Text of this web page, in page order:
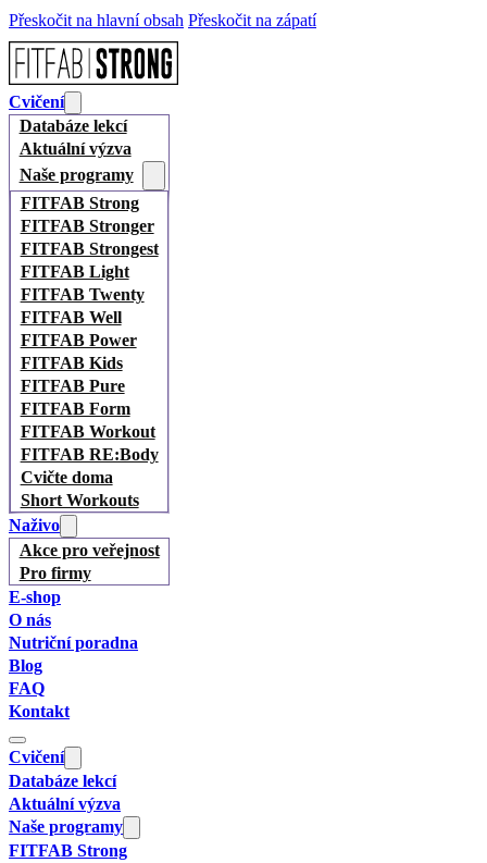
Přeskočit na hlavní obsah Přeskočit na zápatí
Cvičení
Databáze lekcí
Aktuální výzva
Naše programy
FITFAB Strong
FITFAB Stronger
FITFAB Strongest
FITFAB Light
FITFAB Twenty
FITFAB Well
FITFAB Power
FITFAB Kids
FITFAB Pure
FITFAB Form
FITFAB Workout
FITFAB RE:Body
Cvičte doma
Short Workouts
Naživo
Akce pro veřejnost
Pro firmy
E-shop
O nás
Nutriční poradna
Blog
FAQ
Kontakt
Cvičení
Databáze lekcí
Aktuální výzva
Naše programy
FITFAB Strong